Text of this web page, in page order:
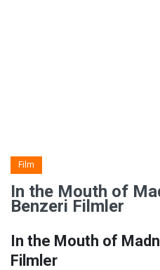
Film
In the Mouth of
Benzeri Filmler
In the Mouth of
Filmler